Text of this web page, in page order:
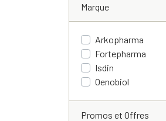
Marque
Arkopharma
Fortepharma
Isdin
Oenobiol
Promos et Offres